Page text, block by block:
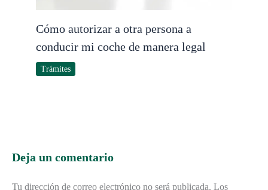
Cómo autorizar a otra persona a
conducir mi coche de manera legal
Trámites
Deja un comentario
Tu dirección de correo electrónico no será publicada. Los